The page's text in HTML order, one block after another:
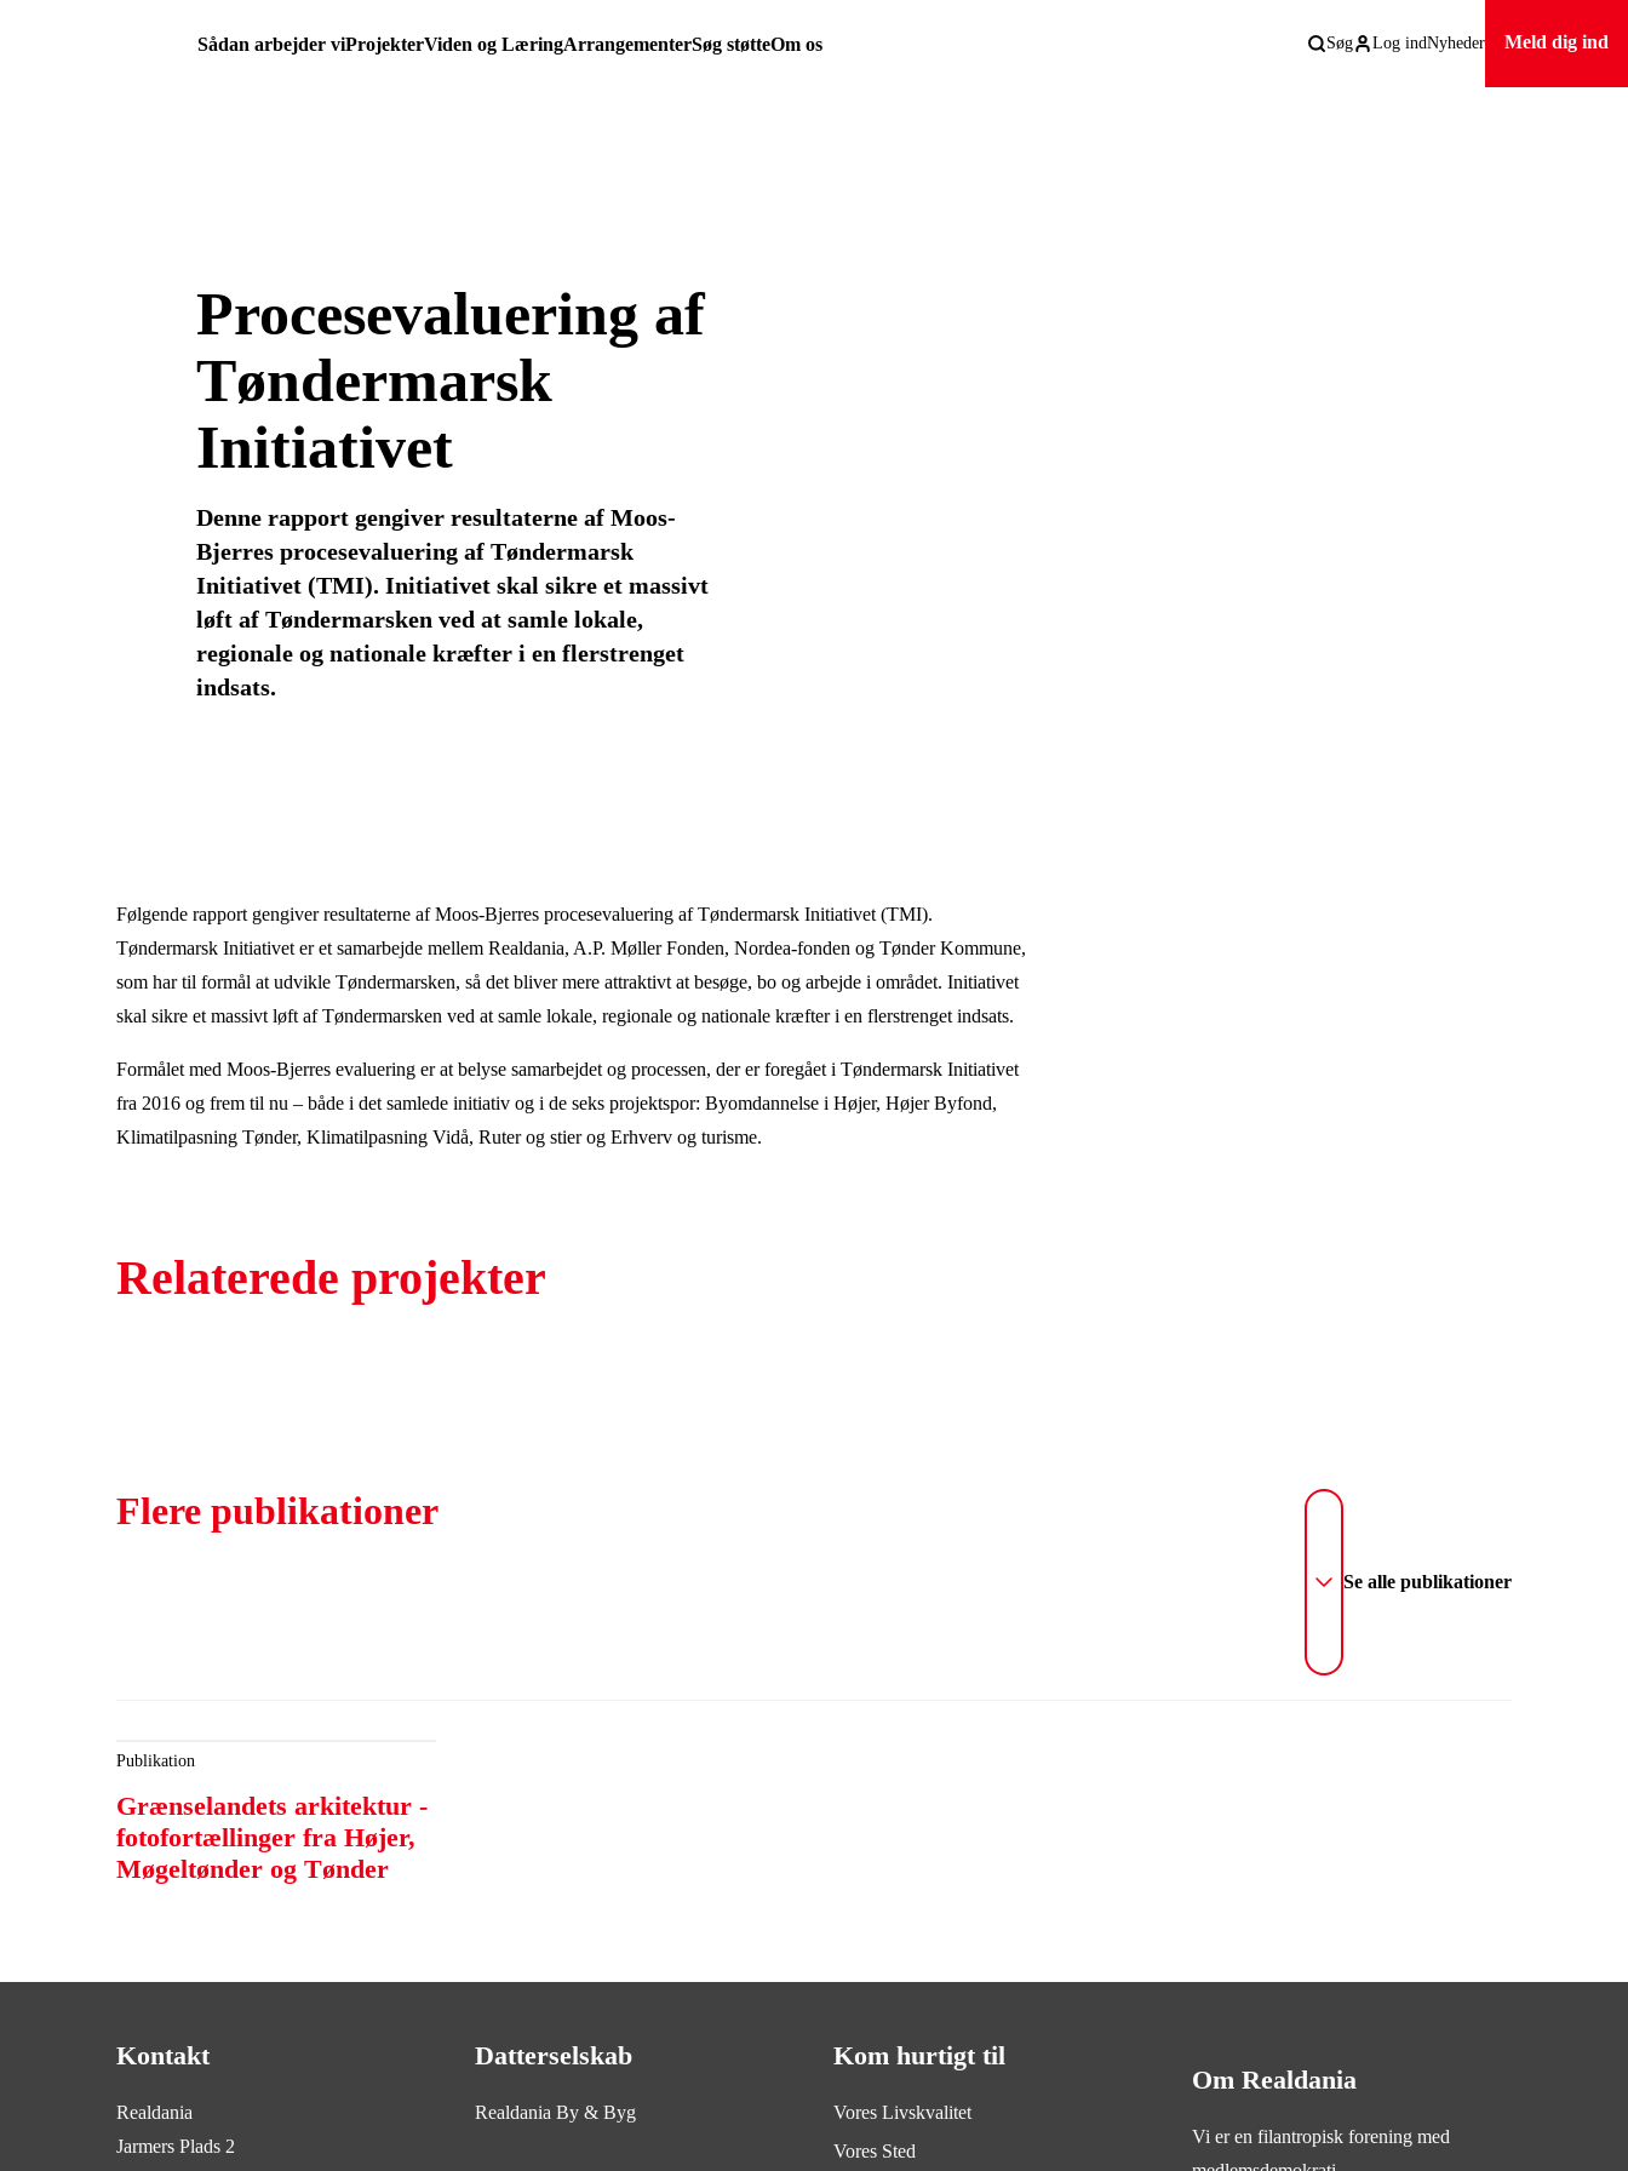
Sådan arbejder viProjekterViden og LæringArrangementerSøg støtteOm os Søg Log indNyheder Meld dig ind
Procesevaluering af
Tøndermarsk
Initiativet
Denne rapport gengiver resultaterne af Moos-
Bjerres procesevaluering af Tøndermarsk
Initiativet (TMI). Initiativet skal sikre et massivt
løft af Tøndermarsken ved at samle lokale,
regionale og nationale kræfter i en flerstrenget
indsats.
Følgende rapport gengiver resultaterne af Moos-Bjerres procesevaluering af Tøndermarsk Initiativet (TMI).
Tøndermarsk Initiativet er et samarbejde mellem Realdania, A.P. Møller Fonden, Nordea-fonden og Tønder Kommune,
som har til formål at udvikle Tøndermarsken, så det bliver mere attraktivt at besøge, bo og arbejde i området. Initiativet
skal sikre et massivt løft af Tøndermarsken ved at samle lokale, regionale og nationale kræfter i en flerstrenget indsats.
Formålet med Moos-Bjerres evaluering er at belyse samarbejdet og processen, der er foregået i Tøndermarsk Initiativet
fra 2016 og frem til nu – både i det samlede initiativ og i de seks projektspor: Byomdannelse i Højer, Højer Byfond,
Klimatilpasning Tønder, Klimatilpasning Vidå, Ruter og stier og Erhverv og turisme.
Relaterede projekter
Flere publikationer
Se alle publikationer
Publikation
Grænselandets arkitektur -
fotofortællinger fra Højer,
Møgeltønder og Tønder
Kontakt
Realdania
Jarmers Plads 2
Datterselskab
Realdania By & Byg
Kom hurtigt til
Vores Livskvalitet
Vores Sted
Om Realdania
Vi er en filantropisk forening med